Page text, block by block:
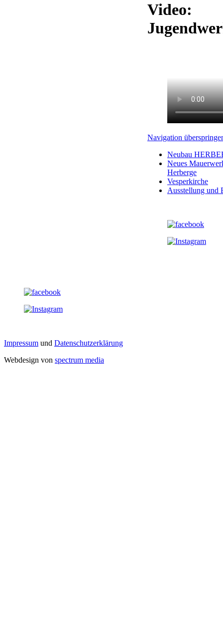
Video:
Navigation
Neubau
Neues
Herberge
Vesperkirche
Ausstellung und
Impressum und Datenschutzerklärung
Webdesign von spectrum media